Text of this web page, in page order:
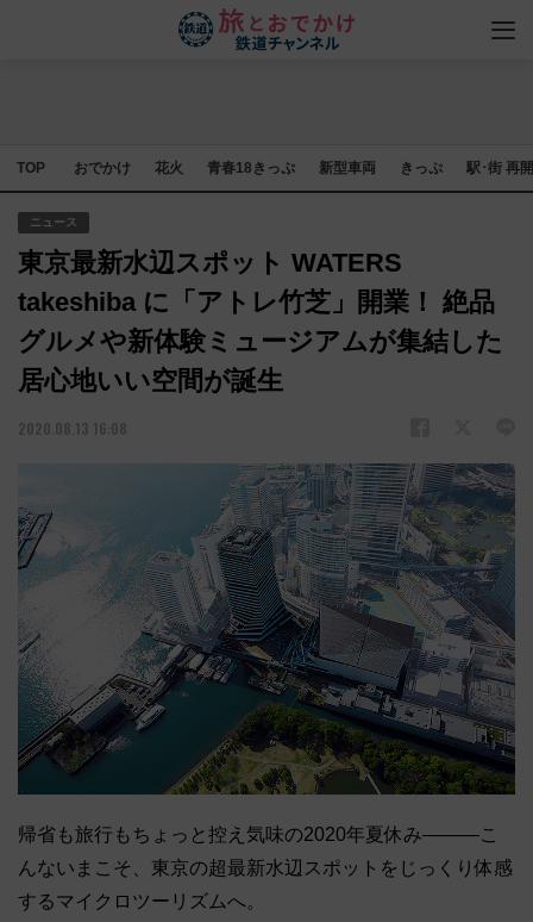
TOP おでかけ 花火 青春18きっぷ 新型車両 きっぷ 駅･街 再
ニュース
東京最新水辺スポット WATERS
takeshiba に「アトレ竹芝」開業！ 絶品
グルメや新体験ミュージアムが集結した
居心地いい空間が誕生
2020.08.13 16:08
帰省も旅行もちょっと控え気味の2020年夏休み―――こ
んないまこそ、東京の超最新水辺スポットをじっくり体感
するマイクロツーリズムへ。